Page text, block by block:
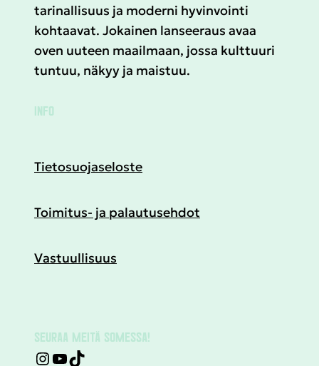
tarinallisuus ja moderni hyvinvointi
kohtaavat. Jokainen lanseeraus avaa
oven uuteen maailmaan, jossa kulttuuri
tuntuu, näkyy ja maistuu.
INFO
Tietosuojaseloste
Toimitus- ja palautusehdot
Vastuullisuus
SEURAA MEITÄ SOMESSA!